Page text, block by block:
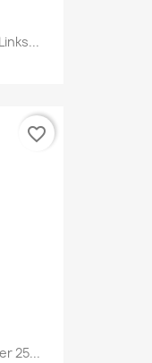
25...
favorite_border